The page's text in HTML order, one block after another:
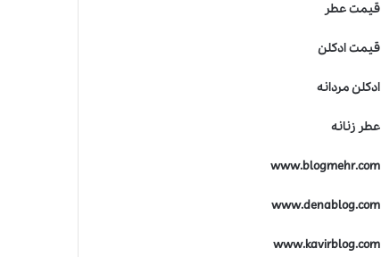
قیمت عطر
قیمت ادکلن
ادکلن مردانه
عطر زنانه
www.blogmehr.com
www.denablog.com
www.kavirblog.com